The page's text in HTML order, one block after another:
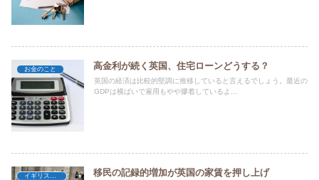
お金のこと 高金利が続く英国、住宅ローンどうする？
英国の経済は比較的堅調に推移していると言えるでしょう。最近の
GDPは横ばいで雇用もやや膠着しているよ...
移民の記録的増加が英国の家賃を押し上げ